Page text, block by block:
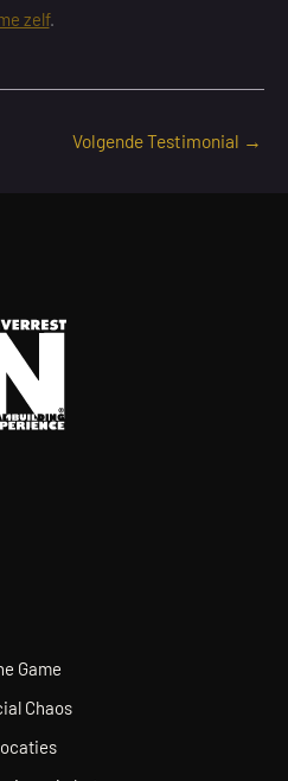
zelf.
Volgende Testimonial →
Game
Chaos